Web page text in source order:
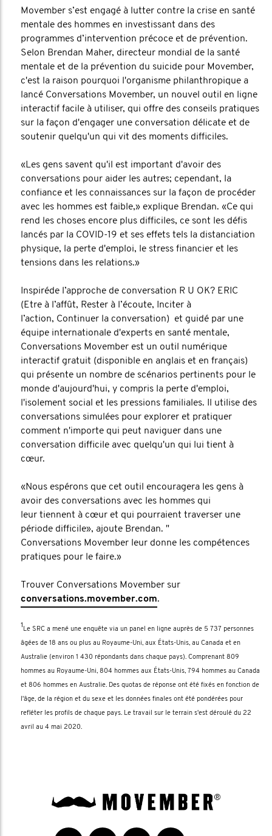
Movember s’est engagé à lutter contre la crise en santé
mentale des hommes en investissant dans des
programmes d’intervention précoce et de prévention.
Selon Brendan Maher, directeur mondial de la santé
mentale et de la prévention du suicide pour Movember,
c'est la raison pourquoi l'organisme philanthropique a
lancé Conversations Movember, un nouvel outil en ligne
interactif facile à utiliser, qui offre des conseils pratiques
sur la façon d'engager une conversation délicate et de
soutenir quelqu'un qui vit des moments difficiles.
«Les gens savent qu'il est important d'avoir des
conversations pour aider les autres; cependant, la
confiance et les connaissances sur la façon de procéder
avec les hommes est faible,» explique Brendan. «Ce qui
rend les choses encore plus difficiles, ce sont les défis
lancés par la COVID-19 et ses effets tels la distanciation
physique, la perte d'emploi, le stress financier et les
tensions dans les relations.»
Inspiréde l’approche de conversation R U OK? ERIC
(Etre à l’affût, Rester à l’écoute, Inciter à
l’action, Continuer la conversation) et guidé par une
équipe internationale d'experts en santé mentale,
Conversations Movember est un outil numérique
interactif gratuit (disponible en anglais et en français)
qui présente un nombre de scénarios pertinents pour le
monde d'aujourd'hui, y compris la perte d'emploi,
l'isolement social et les pressions familiales. Il utilise des
conversations simulées pour explorer et pratiquer
comment n'importe qui peut naviguer dans une
conversation difficile avec quelqu'un qui lui tient à
cœur.
«Nous espérons que cet outil encouragera les gens à
avoir des conversations avec les hommes qui
leur tiennent à cœur et qui pourraient traverser une
période difficile», ajoute Brendan. "
Conversations Movember leur donne les compétences
pratiques pour le faire.»
Trouver Conversations Movember sur
conversations.movember.com.
1
Le SRC a mené une enquête via un panel en ligne auprès de 5 737 personnes
âgées de 18 ans ou plus au Royaume-Uni, aux États-Unis, au Canada et en
Australie (environ 1 430 répondants dans chaque pays). Comprenant 809
hommes au Royaume-Uni, 804 hommes aux États-Unis, 794 hommes au Canada
et 806 hommes en Australie. Des quotas de réponse ont été fixés en fonction de
l'âge, de la région et du sexe et les données finales ont été pondérées pour
refléter les profils de chaque pays. Le travail sur le terrain s'est déroulé du 22
avril au 4 mai 2020.